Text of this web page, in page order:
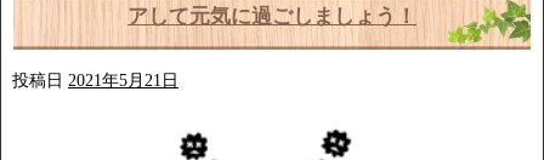
アして元気に過ごしましょう！
投稿日 2021年5月21日